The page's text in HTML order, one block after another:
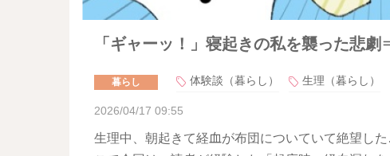
「ギャーッ！」寝起きの私を襲った悲
暮らし 体験談（暮らし） 生理（暮らし）
2026/04/17 09:55
生理中、朝起きて経血が布団についていて絶望し